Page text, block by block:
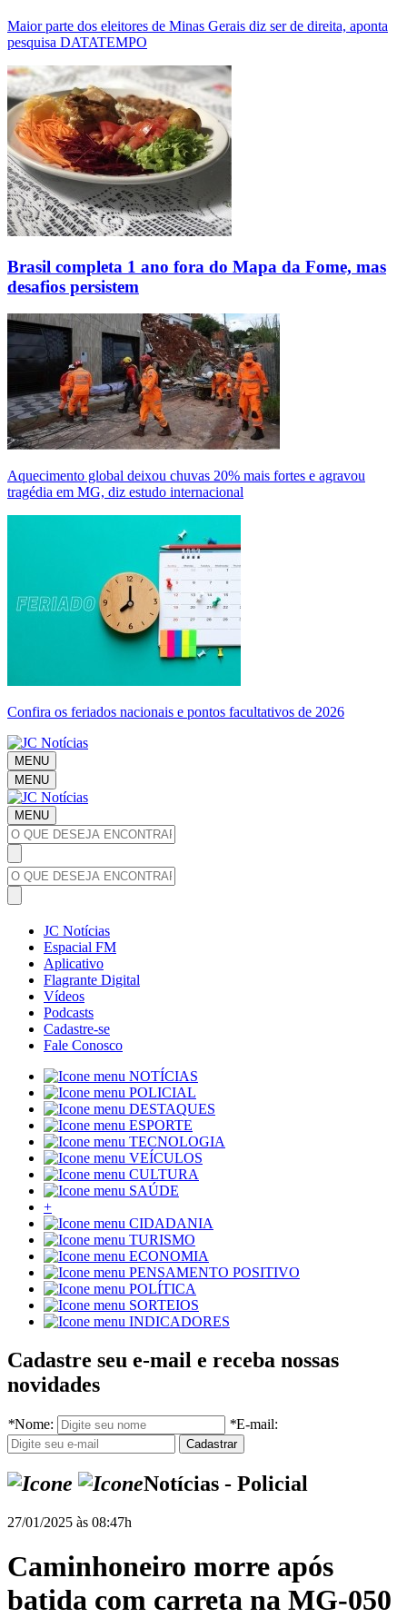
Maior parte dos eleitores de Minas Gerais diz ser de direita, aponta
pesquisa DATATEMPO
Brasil completa 1 ano fora do Mapa da Fome, mas
desafios persistem
Aquecimento global deixou chuvas 20% mais fortes e agravou
tragédia em MG, diz estudo internacional
Confira os feriados nacionais e pontos facultativos de 2026
MENU
MENU
MENU
JC Notícias
Espacial FM
Aplicativo
Flagrante Digital
Vídeos
Podcasts
Cadastre-se
Fale Conosco
NOTÍCIAS
POLICIAL
DESTAQUES
ESPORTE
TECNOLOGIA
VEÍCULOS
CULTURA
SAÚDE
+
CIDADANIA
TURISMO
ECONOMIA
PENSAMENTO POSITIVO
POLÍTICA
SORTEIOS
INDICADORES
Cadastre seu e-mail e receba nossas
novidades
*Nome: *E-mail:
Notícias - Policial
27/01/2025 às 08:47h
Caminhoneiro morre após
batida com carreta na MG-050